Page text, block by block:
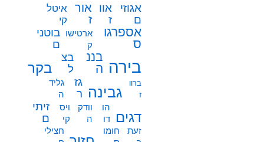
אגוזי
ם
אוו
ז
אור
ז
איטל
קי
אספרגו
ס
ארטישו
ק
בוטני
ם
בירה
בננ
ה
בצ
ל
בקר
ברוו
ז
גבינה
גז
ר
גליד
ה
דגים
הו
דו
וודק
ה
ויס
קי
זיתי
ם
זעת
חומו
חצילי